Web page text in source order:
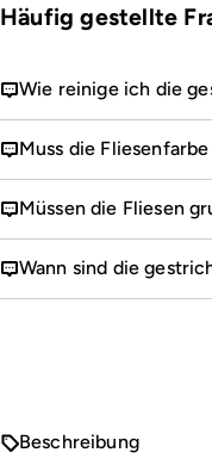
Häufig gestellte
Wie reinige ich die
Muss die
Müssen die Fliesen
Wann sind die
Beschreibung